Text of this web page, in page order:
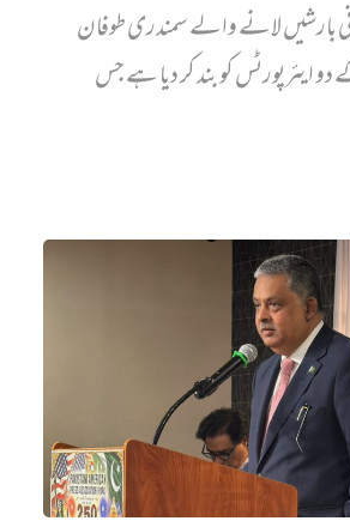
بارشیں لانے والے سمندری طوفان
ایئرپورٹس کو بند کر دیا ہے جس